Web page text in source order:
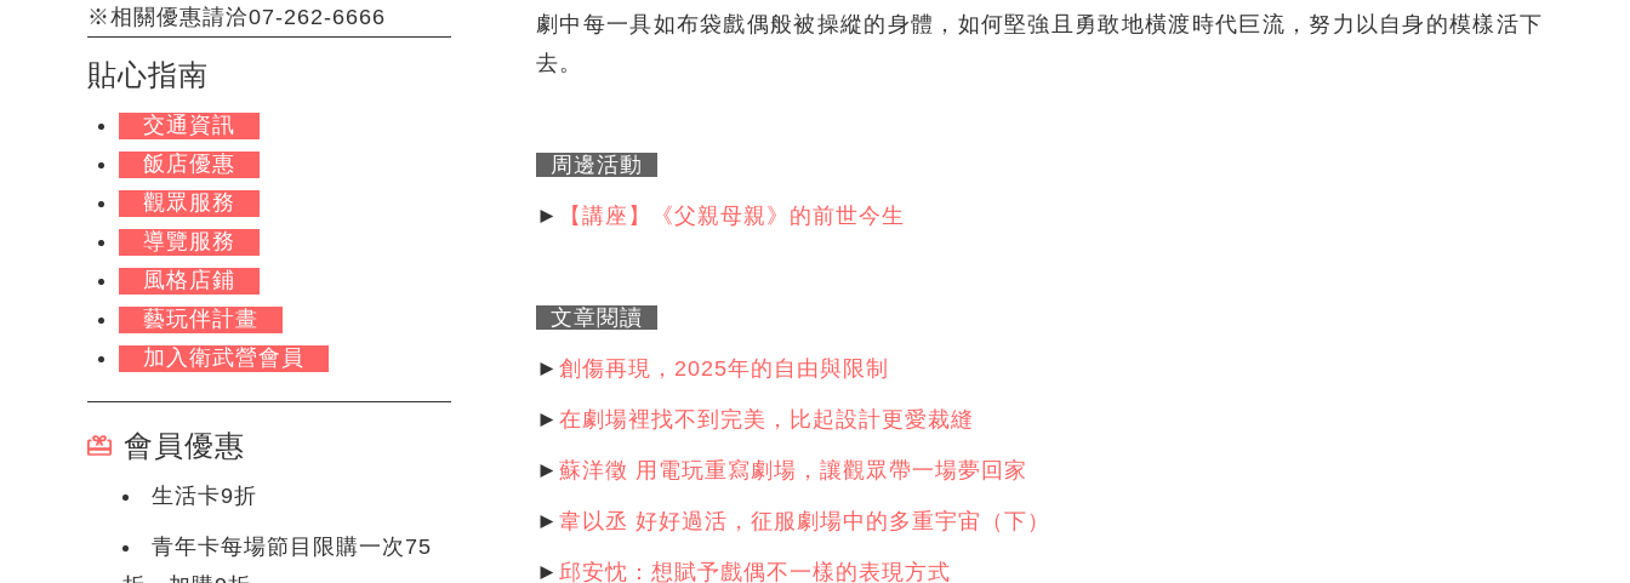
※相關優惠請洽07-262-6666
貼心指南
交通資訊
飯店優惠
觀眾服務
導覽服務
風格店鋪
藝玩伴計畫
加入衛武營會員
會員優惠
生活卡9折
青年卡每場節目限購一次75
劇中每一具如布袋戲偶般被操縱的身體，如何堅強且勇敢地橫渡時代巨流，努力以自身的模樣活下
去。
周邊活動
► 【講座】《父親母親》的前世今生
文章閱讀
► 創傷再現，2025年的自由與限制
► 在劇場裡找不到完美，比起設計更愛裁縫
► 蘇洋徵 用電玩重寫劇場，讓觀眾帶一場夢回家
► 韋以丞 好好過活，征服劇場中的多重宇宙（下）
► 邱安忱：想賦予戲偶不一樣的表現方式